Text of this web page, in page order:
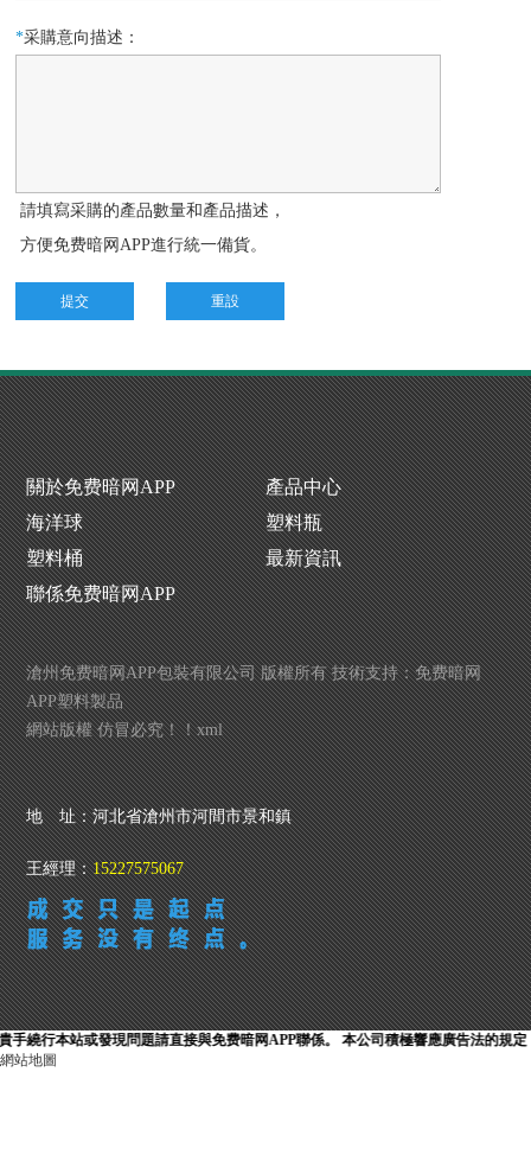
*采購意向描述：
請填寫采購的產品數量和產品描述，
方便免费暗网APP進行統一備貨。
提交 重設
關於免费暗网APP
產品中心
海洋球
塑料瓶
塑料桶
最新資訊
聯係免费暗网APP
滄州免费暗网APP包裝有限公司 版權所有 技術支持：免费暗网
APP塑料製品
網站版權 仿冒必究！！xml
地 址：河北省滄州市河間市景和鎮
王經理：15227575067
行本站或發現問題請直接與免费暗网APP聯係。 本公司積極響應廣告法的規定
網站地圖